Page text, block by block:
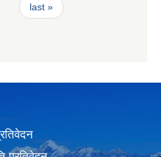
last »